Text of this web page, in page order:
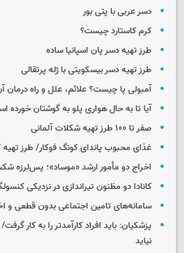
دسر عربی با پتی بور
کرم کاستارد چیست؟
طرز تهیه دسر پان اسپانیا ساده
طرز تهیه دسر بیسکویتی با ژله پرتقالی
آمبولی پا چیست؟ علائم، علل و راه درمان
آیا تا به حال هواری پلو به گوشتان خورده
صفر تا ۱۰۰ طرز تهیه شکلات آلمانی
غذای محبوب پاندای کونگ فوکار/ طرز تهیه
اخراج دو مأمور ارشد «موساد»؛ پس‌لرزه
کانادا دو مظنون تیراندازی در نزدیکی
سامانه‌های تامین اجتماعی بدون قطعی و
پزشکیان: باید افراد کارآمدتر را به
نیاید